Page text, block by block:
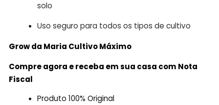
solo
Uso seguro para todos os tipos de cultivo
Grow da Maria CultivoMáximo
Compre agora e receba em sua casa com Nota
Fiscal
Produto 100% Original